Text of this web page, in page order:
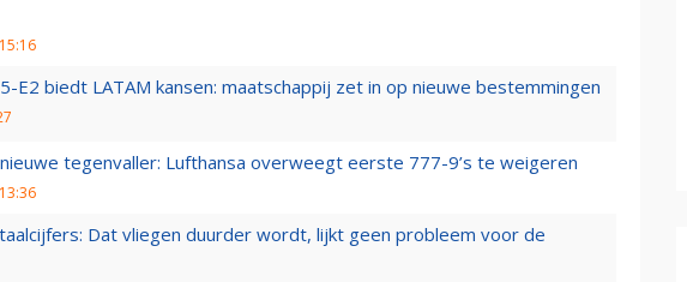
E2 biedt LATAM kansen: maatschappij zet in op nieuwe bestemmingen
tegenvaller: Lufthansa overweegt eerste 777-9’s te weigeren
Dat vliegen duurder wordt, lijkt geen probleem voor de